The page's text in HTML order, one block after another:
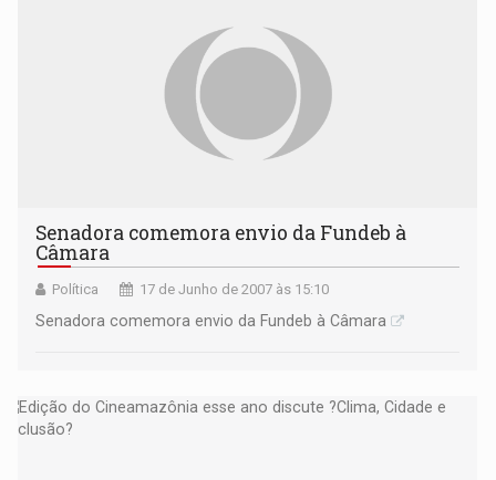
Senadora comemora envio da Fundeb à
Câmara
Política 17 de Junho de 2007 às 15:10
Senadora comemora envio da Fundeb à Câmara